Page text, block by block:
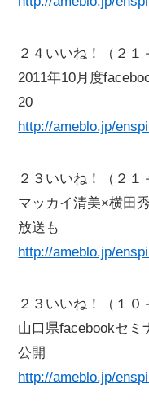
２４いいね！（２１
2011年10月度
20
http://ameblo.jp/
２３いいね！（２１
マッカイ清美×横田
放送も
http://ameblo.jp/
２３いいね！（１０
山口県facebookセミ
公開
http://ameblo.jp/